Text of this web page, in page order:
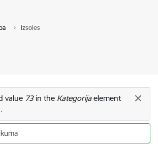
Izsoles
value 73in the Kategorijaelement